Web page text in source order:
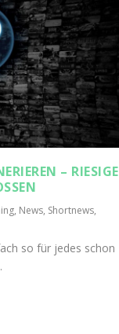
– RIESIGE
, News, Shortnews,
so für jedes schon